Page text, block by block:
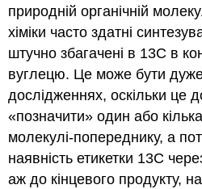
природній органічній
хіміки часто здатні
штучно збагачені в 13C в
вуглецю. Це може бути дуже
дослідженнях, оскільки це
«позначити» один або
молекулі-попереднику, а
наявність етикетки 13C
аж до кінцевого продукту,